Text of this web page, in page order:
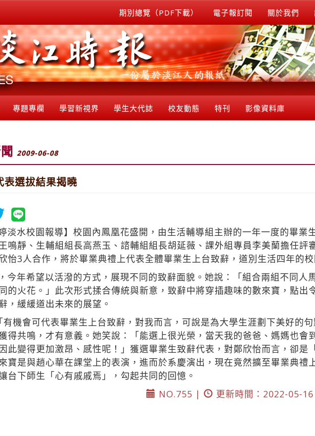
期別總覽（PDF下載） 電子報訂閱 關於我們
專題專欄 學習新視界 學生大代誌 校友動態 特刊 影像資料庫
2009-06-08
表選拔結果揭曉
淡水校園報導】校園內鳳凰花盛開，由生活輔導組主辦的一年一度的畢業
鳴靜、生輔組組長高燕玉、諮輔組組長胡延薇、課外組專員李美蘭擔任評
怡3人合作，將於畢業典禮上代表全體畢業生上台致辭，道別生活四年的校
今年希望以活潑的方式，展現不同的致辭面貌。她說：「組合兩組不同人
的火花。」此次形式揉合傳統與新意，致辭中將穿插趣味的數來寶，點出
，緩緩道出未來的展望。
有機會可代表畢業生上台致辭，對我而言，可說是為大學生涯劃下美好的
得共鳴，才有意義。她笑說：「能選上很光榮，當天我的爸爸、媽媽也會
此變得更加激昂、感性呢！」獲選畢業生致辭代表，對鄭欣怡而言，卻是
寶是與趙心華在課堂上的表演，進而於系慶演出，現在竟然擴至畢業典禮
台下師生「心有戚戚焉」，勾起共同的回憶。
NO.755 |
更新時間：2022-05-